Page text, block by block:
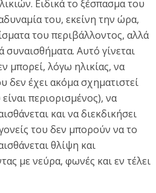
Ειδικά το ξέσπασμα του
του, εκείνη την ώρα,
του περιβάλλοντος, αλλά
συναισθήματα. Αυτό γίνεται
μπορεί, λόγω ηλικίας, να
δεν έχει ακόμα σχηματιστεί
περιορισμένος), να
και να διεκδικήσει
του δεν μπορούν να το
θλίψη και
με νεύρα, φωνές και εν τέλει